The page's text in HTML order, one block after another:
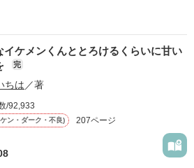
笑顔を向けてくる。
再び動き始める合図──。
ﾟ･*..☆.｡.:*✨
作品を読む
イケメンくんととろけるくらいに甘い
完
ちは ／著
/92,933
ン・ダーク・不良) 207ページ